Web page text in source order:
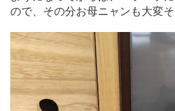
ので、その分お母ニャンも大変そ